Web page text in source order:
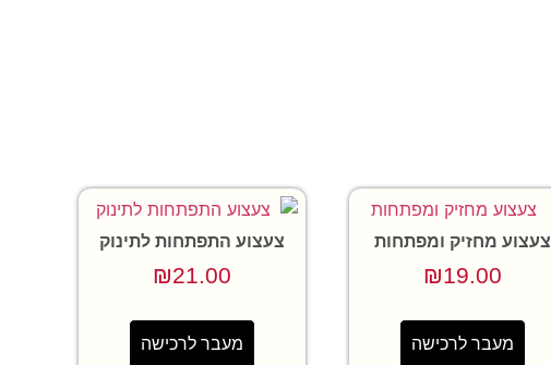
צעצוע מחזיק ומפתחות
₪19.00
מעבר לרכישה
צעצוע התפתחות לתינוק
₪21.00
מעבר לרכישה